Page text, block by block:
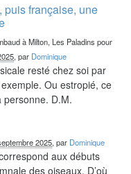
puis française, une
à Milton, Les Paladins pour
, par Dominique
resté chez soi par
Ou estropié, ce
personne. D.M.
2025, par Dominique
aux débuts
des oiseaux. D’où